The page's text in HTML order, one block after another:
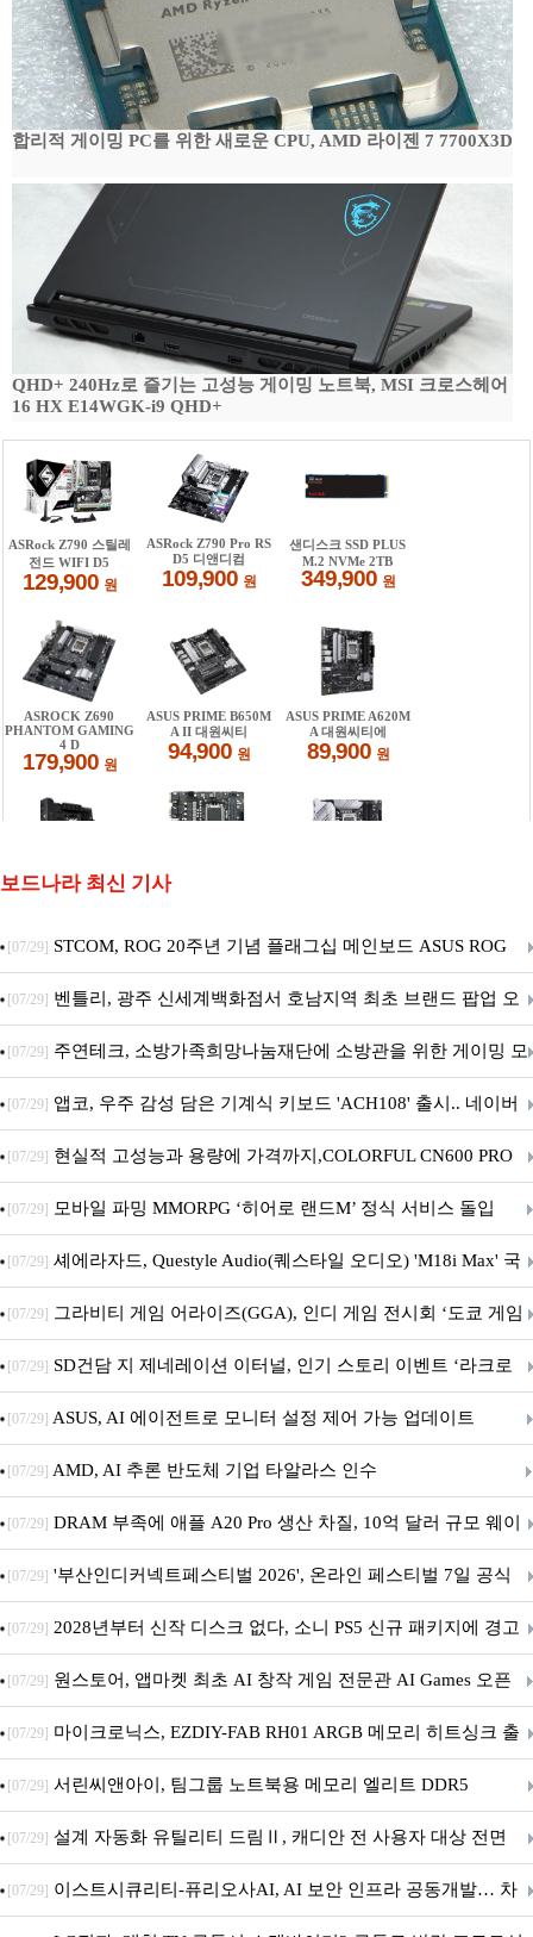
합리적 게이밍 PC를 위한 새로운 CPU, AMD 라이젠 7 7700X3D
QHD+ 240Hz로 즐기는 고성능 게이밍 노트북, MSI 크로스헤어
16 HX E14WGK-i9 QHD+
보드나라 최신 기사
[07/29] STCOM, ROG 20주년 기념 플래그십 메인보드 ASUS ROG
Crosshair X870E EDITION 20 국내 출시 예정
[07/29] 벤틀리, 광주 신세계백화점서 호남지역 최초 브랜드 팝업 오
픈
[07/29] 주연테크, 소방가족희망나눔재단에 소방관을 위한 게이밍 모
니터·스마트 펫 침대 기부
[07/29] 앱코, 우주 감성 담은 기계식 키보드 'ACH108' 출시.. 네이버
브랜드데이 기획전 진행
[07/29] 현실적 고성능과 용량에 가격까지,COLORFUL CN600 PRO
M.2 NVMe 디앤디컴 1TB
[07/29] 모바일 파밍 MMORPG ‘히어로 랜드M’ 정식 서비스 돌입
[07/29] 셰에라자드, Questyle Audio(퀘스타일 오디오) 'M18i Max' 국
내 정식 출시
[07/29] 그라비티 게임 어라이즈(GGA), 인디 게임 전시회 ‘도쿄 게임
던전 13’ 참가!
[07/29] SD건담 지 제네레이션 이터널, 인기 스토리 이벤트 ‘라크로
아의 용사’ 재개최 및 풍성한 기념 이벤트 실시!
[07/29] ASUS, AI 에이전트로 모니터 설정 제어 가능 업데이트
[07/29] AMD, AI 추론 반도체 기업 타알라스 인수
[07/29] DRAM 부족에 애플 A20 Pro 생산 차질, 10억 달러 규모 웨이
퍼 대기
[07/29] '부산인디커넥트페스티벌 2026', 온라인 페스티벌 7일 공식
개막... 22일간 진행
[07/29] 2028년부터 신작 디스크 없다, 소니 PS5 신규 패키지에 경고
문 추가
[07/29] 원스토어, 앱마켓 최초 AI 창작 게임 전문관 AI Games 오픈
[07/29] 마이크로닉스, EZDIY-FAB RH01 ARGB 메모리 히트싱크 출
시
[07/29] 서린씨앤아이, 팀그룹 노트북용 메모리 엘리트 DDR5
5600MHz 16GB 출시
[07/29] 설계 자동화 유틸리티 드림Ⅱ, 캐디안 전 사용자 대상 전면
무상 배포
[07/29] 이스트시큐리티-퓨리오사AI, AI 보안 인프라 공동개발… 차